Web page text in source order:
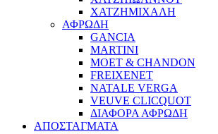
ΧΑΤΖΗΜΙΧΑΛΗ
ΑΦΡΩΔΗ
GANCIA
MARTINI
MOET & CHANDON
FREIXENET
NATALE VERGA
VEUVE CLICQUOT
ΔΙΑΦΟΡΑ ΑΦΡΩΔΗ
ΑΠΟΣΤΑΓΜΑΤΑ